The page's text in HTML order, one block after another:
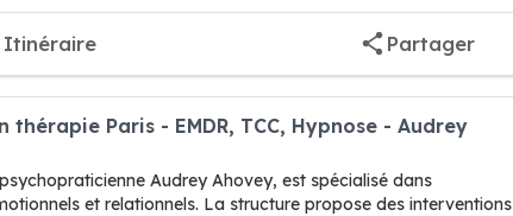
Itinéraire Partager
Paris - EMDR, TCC, Hypnose - Audrey
Audrey Ahovey, est spécialisé dans
et relationnels. La structure propose des interventions